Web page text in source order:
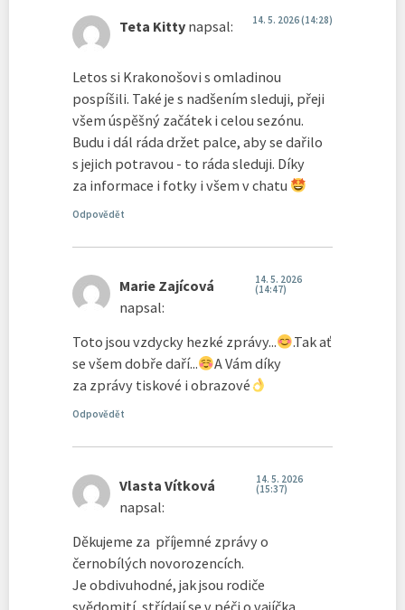
Teta Kitty napsal: 14. 5. 2026 (14:28)
Letos si Krakonošovi s omladinou
pospíšili. Také je s nadšením sleduji, přeji
všem úspěšný začátek i celou sezónu.
Budu i dál ráda držet palce, aby se dařilo
s jejich potravou - to ráda sleduji. Díky
za informace i fotky i všem v chatu
Odpovědět
Marie Zajícová
napsal:
14. 5. 2026
(14:47)
Toto jsou vzdycky hezké zprávy...
.Tak ať
se všem dobře daří...
A Vám díky
za zprávy tiskové i obrazové
Odpovědět
Vlasta Vítková
napsal:
14. 5. 2026
(15:37)
Děkujeme za příjemné zprávy o
černobílých novorozencích.
Je obdivuhodné, jak jsou rodiče
svědomití, střídají se v péči o vajíčka,